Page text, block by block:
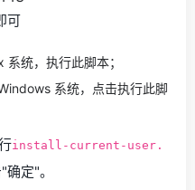
可
统，执行此脚本；
系统，点击执行此脚
install-current-user.
定"。